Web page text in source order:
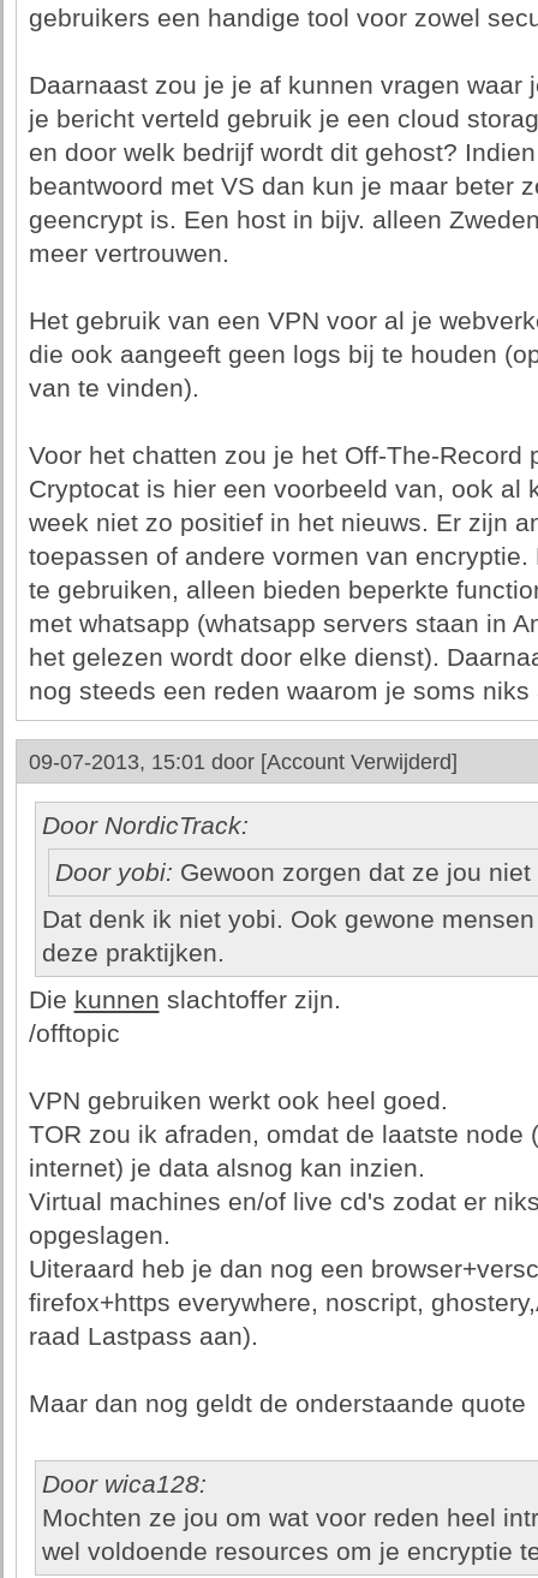
gebruikers een handige tool voor zowel
Daarnaast zou je je af kunnen vragen waar
je bericht verteld gebruik je een cloud
en door welk bedrijf wordt dit gehost?
beantwoord met VS dan kun je maar beter
geencrypt is. Een host in bijv. alleen
meer vertrouwen.
Het gebruik van een VPN voor al je
die ook aangeeft geen logs bij te houden
van te vinden).
Voor het chatten zou je het Off-The-Record
Cryptocat is hier een voorbeeld van, ook al
week niet zo positief in het nieuws. Er zijn
toepassen of andere vormen van
te gebruiken, alleen bieden beperkte
met whatsapp (whatsapp servers staan in
het gelezen wordt door elke dienst).
nog steeds een reden waarom je soms
09-07-2013, 15:01 door [Account Verwijderd]
Door NordicTrack:
Door yobi: Gewoon zorgen dat ze jou
Dat denk ik niet yobi. Ook gewone
deze praktijken.
Die kunnen slachtoffer zijn.
/offtopic
VPN gebruiken werkt ook heel goed.
TOR zou ik afraden, omdat de laatste node
internet) je data alsnog kan inzien.
Virtual machines en/of live cd's zodat er
opgeslagen.
Uiteraard heb je dan nog een
firefox+https everywhere, noscript,
raad Lastpass aan).
Maar dan nog geldt de onderstaande quote
Door wica128:
Mochten ze jou om wat voor reden heel
wel voldoende resources om je encryptie